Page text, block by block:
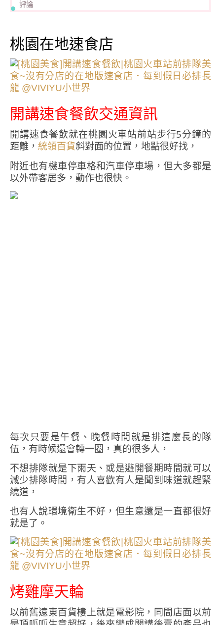
評論
桃園在地速食店
開講速食餐飲交通資訊
開講速食餐飲就在桃園火車站前站步行5分鐘的
距離， 統領百貨斜對面的位置，地點很好找，
附近也有機車停車格和汽車停車場，但大多都是
以外帶客居多，動作也很快。
每次只要是午餐、晚餐時間就是排這麼長的隊
伍，有時候還會轉一圈，真的很多人，
不想排隊就是下雨天、或是避開餐期時間就可以
減少排隊時間，有人喜歡有人是聞到味道就趕緊
繞道，
也有人說環境衛生不好，但生意還是一直都很好
就是了。
烤雞摩天輪
以前舊遠東百貨樓上就是電影院，同間店面以前